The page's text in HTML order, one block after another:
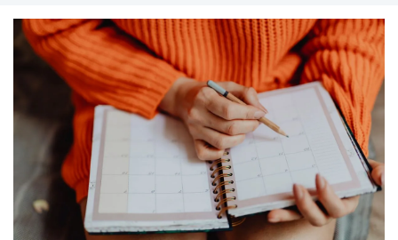
administracyjnoprawnych aspektach związanych z
pracą i pomocą socjalną.